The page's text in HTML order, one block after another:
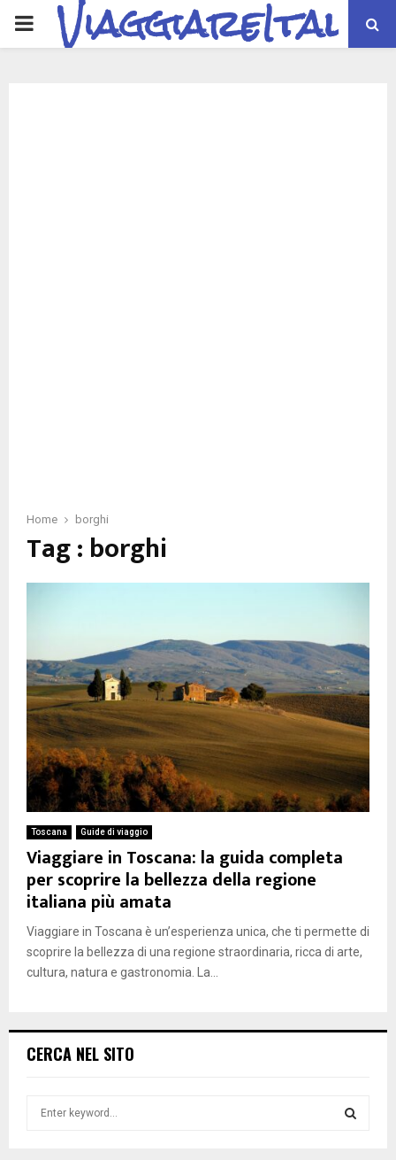
PRIMARYViaggiareItalia
Home borghi
Tag : borghi
Toscana Guide di viaggio
Viaggiare in Toscana: la guida completa
per scoprire la bellezza della regione
italiana più amata
Viaggiare in Toscana è un’esperienza unica, che ti permette di
scoprire la bellezza di una regione straordinaria, ricca di arte,
cultura, natura e gastronomia. La...
CERCA NEL SITO